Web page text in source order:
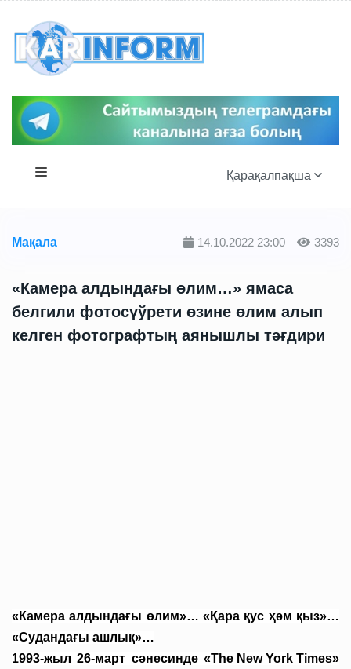
Қарақалпақша
Мақала 14.10.2022 23:00 3393
«Камера алдындағы өлим…» ямаса
белгили фотосүўрети өзине өлим алып
келген фотографтың аянышлы тәғдири
«Камера алдындағы өлим»… «Қара қус ҳәм қыз»…
«Судандағы ашлық»…
1993-жыл 26-март сәнесинде «The New York Times»